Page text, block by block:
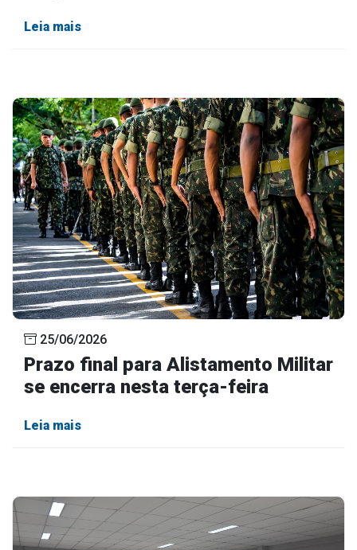
Leia mais
25/06/2026
Prazo final para Alistamento Militar
se encerra nesta terça-feira
Leia mais